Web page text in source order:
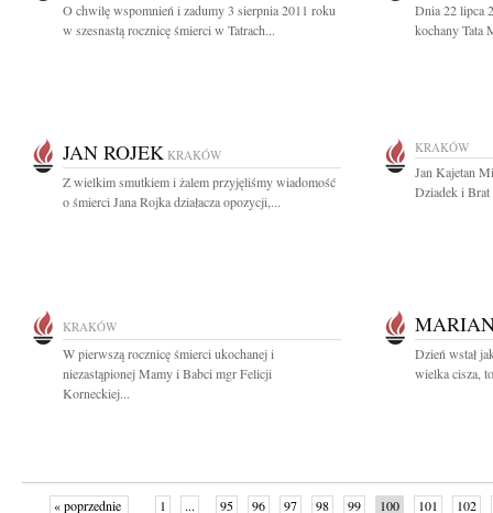
O chwilę wspomnień i zadumy 3 sierpnia 2011 roku
w szesnastą rocznicę śmierci w Tatrach...
Dnia 22 lipca
kochany Tata
JAN ROJEK KRAKÓW
Z wielkim smutkiem i żalem przyjęliśmy wiadomość
o śmierci Jana Rojka działacza opozycji,...
KRAKÓW
Jan Kajetan
Dziadek i
KRAKÓW
W pierwszą rocznicę śmierci ukochanej i
niezastąpionej Mamy i Babci mgr Felicji
Korneckiej...
Dzień wstał
wielka cisza,
« poprzednie 1 ... 95 96 97 98 99 100 101 102